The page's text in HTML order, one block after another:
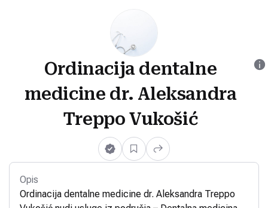
Ordinacija dentalne
medicine dr. Aleksandra
Treppo Vukošić
Opis
Ordinacija dentalne medicine dr. Aleksandra Treppo